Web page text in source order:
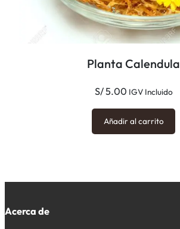
Planta Calendula
S/5.00 IGV Incluido
Añadir al carrito
Acerca de